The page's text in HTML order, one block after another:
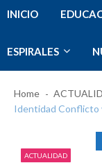
INICIO
ESPIRALES
I.E.
Home
Identidad Conflicto
ACTUALIDAD